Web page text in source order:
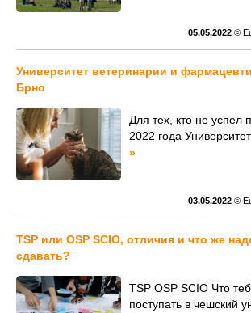
05.05.2022 ©
Университет ветеринарии и
Брно
Для тех, кто не успел
2022 года
»
03.05.2022 ©
TSP или OSP SCIO, отличия и что же
сдавать?
TSP OSP SCIO Что
поступать в чешский